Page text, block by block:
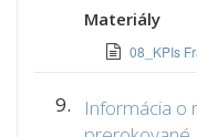
Materiály
08_KPIs
9.
Informácia o